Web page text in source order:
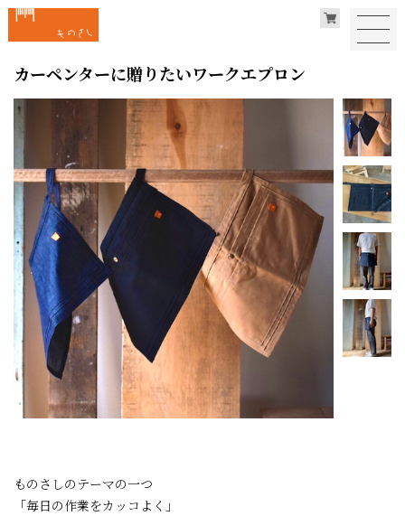
カーペンターに贈りたいワークエプロン
ものさしのテーマの一つ
「毎日の作業をカッコよく」